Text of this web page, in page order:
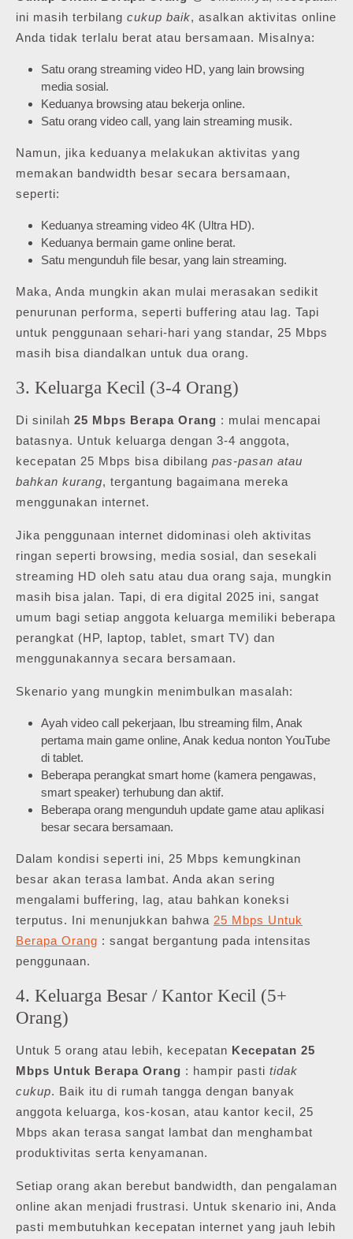
ini masih terbilang cukup baik, asalkan aktivitas online
Anda tidak terlalu berat atau bersamaan. Misalnya:
Satu orang streaming video HD, yang lain browsing
media sosial.
Keduanya browsing atau bekerja online.
Satu orang video call, yang lain streaming musik.
Namun, jika keduanya melakukan aktivitas yang
memakan bandwidth besar secara bersamaan,
seperti:
Keduanya streaming video 4K (Ultra HD).
Keduanya bermain game online berat.
Satu mengunduh file besar, yang lain streaming.
Maka, Anda mungkin akan mulai merasakan sedikit
penurunan performa, seperti buffering atau lag. Tapi
untuk penggunaan sehari-hari yang standar, 25 Mbps
masih bisa diandalkan untuk dua orang.
3. Keluarga Kecil (3-4 Orang)
Di sinilah 25 Mbps Berapa Orang : mulai mencapai
batasnya. Untuk keluarga dengan 3-4 anggota,
kecepatan 25 Mbps bisa dibilang pas-pasan atau
bahkan kurang, tergantung bagaimana mereka
menggunakan internet.
Jika penggunaan internet didominasi oleh aktivitas
ringan seperti browsing, media sosial, dan sesekali
streaming HD oleh satu atau dua orang saja, mungkin
masih bisa jalan. Tapi, di era digital 2025 ini, sangat
umum bagi setiap anggota keluarga memiliki beberapa
perangkat (HP, laptop, tablet, smart TV) dan
menggunakannya secara bersamaan.
Skenario yang mungkin menimbulkan masalah:
Ayah video call pekerjaan, Ibu streaming film, Anak
pertama main game online, Anak kedua nonton YouTube
di tablet.
Beberapa perangkat smart home (kamera pengawas,
smart speaker) terhubung dan aktif.
Beberapa orang mengunduh update game atau aplikasi
besar secara bersamaan.
Dalam kondisi seperti ini, 25 Mbps kemungkinan
besar akan terasa lambat. Anda akan sering
mengalami buffering, lag, atau bahkan koneksi
terputus. Ini menunjukkan bahwa 25 Mbps Untuk
Berapa Orang : sangat bergantung pada intensitas
penggunaan.
4. Keluarga Besar / Kantor Kecil (5+
Orang)
Untuk 5 orang atau lebih, kecepatan Kecepatan 25
Mbps Untuk Berapa Orang : hampir pasti tidak
cukup. Baik itu di rumah tangga dengan banyak
anggota keluarga, kos-kosan, atau kantor kecil, 25
Mbps akan terasa sangat lambat dan menghambat
produktivitas serta kenyamanan.
Setiap orang akan berebut bandwidth, dan pengalaman
online akan menjadi frustrasi. Untuk skenario ini, Anda
pasti membutuhkan kecepatan internet yang jauh lebih